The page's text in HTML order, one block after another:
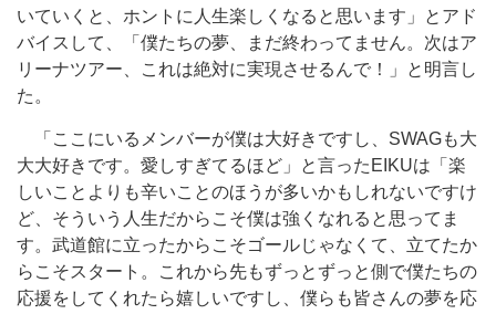
いていくと、ホントに人生楽しくなると思います」とアド
バイスして、「僕たちの夢、まだ終わってません。次はア
リーナツアー、これは絶対に実現させるんで！」と明言し
た。
「ここにいるメンバーが僕は大好きですし、SWAGも大
大大好きです。愛しすぎてるほど」と言ったEIKUは「楽
しいことよりも辛いことのほうが多いかもしれないですけ
ど、そういう人生だからこそ僕は強くなれると思ってま
す。武道館に立ったからこそゴールじゃなくて、立てたか
らこそスタート。これから先もずっとずっと側で僕たちの
応援をしてくれたら嬉しいですし、僕らも皆さんの夢を応